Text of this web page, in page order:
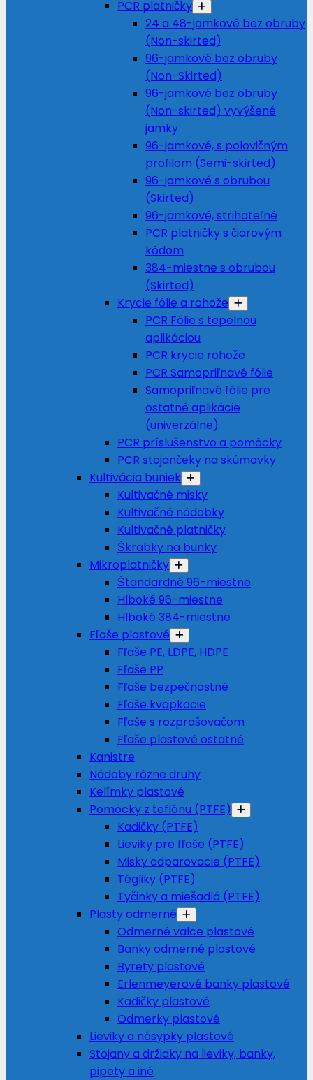
PCR platničky
24 a 48-jamkové bez obruby
(Non-skirted)
96-jamkové bez obruby
(Non-Skirted)
96-jamkové bez obruby
(Non-skirted) vyvýšené
jamky
96-jamkové, s polovičným
profilom (Semi-skirted)
96-jamkové s obrubou
(Skirted)
96-jamkové, strihateľné
PCR platničky s čiarovým
kódom
384-miestne s obrubou
(Skirted)
Krycie fólie a rohože
PCR Fólie s tepelnou
aplikáciou
PCR krycie rohože
PCR Samopriľnavé fólie
Samopriľnavé fólie pre
ostatné aplikácie
(univerzálne)
PCR príslušenstvo a pomôcky
PCR stojančeky na skúmavky
Kultivácia buniek
Kultivačné misky
Kultivačné nádobky
Kultivačné platničky
Škrabky na bunky
Mikroplatničky
Štandardné 96-miestne
Hlboké 96-miestne
Hlboké 384-miestne
Fľaše plastové
Fľaše PE, LDPE, HDPE
Fľaše PP
Fľaše bezpečnostné
Fľaše kvapkacie
Fľaše s rozprašovačom
Fľaše plastové ostatné
Kanistre
Nádoby rôzne druhy
Kelímky plastové
Pomôcky z teflónu (PTFE)
Kadičky (PTFE)
Lieviky pre fľaše (PTFE)
Misky odparovacie (PTFE)
Tégliky (PTFE)
Tyčinky a miešadlá (PTFE)
Plasty odmerné
Odmerné valce plastové
Banky odmerné plastové
Byrety plastové
Erlenmeyerové banky plastové
Kadičky plastové
Odmerky plastové
Lieviky a násypky plastové
Stojany a držiaky na lieviky, banky,
pipety a iné